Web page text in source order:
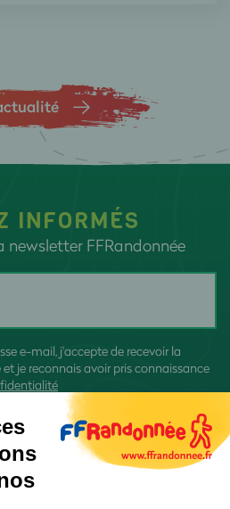
INFORMÉS
newsletter FFRandonnée
e-mail, j'accepte de recevoir la
je reconnais avoir pris connaissance